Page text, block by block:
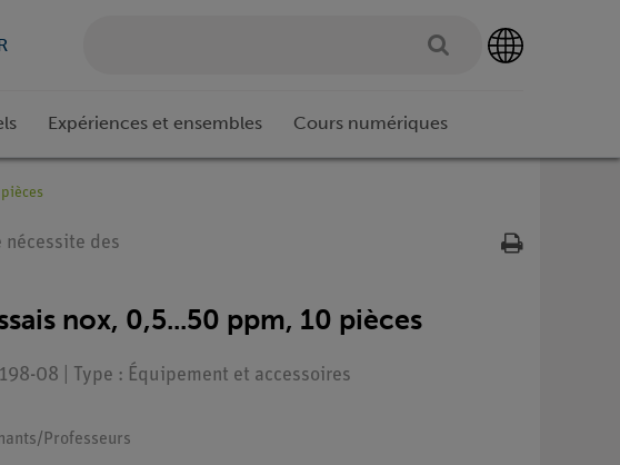
Expériences et ensembles Cours numériques
nécessite des
nox, 0,5...50 ppm, 10 pièces
08 | Type : Équipement et accessoires
Professeurs